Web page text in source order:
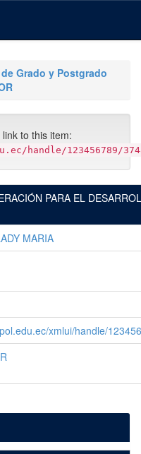
Grado y Postgrado
to this item:
handle/123456789/
PARA EL
MARIA
xmlui/handle/